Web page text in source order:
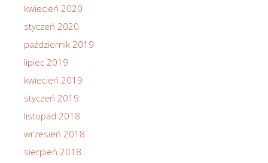
kwiecień 2020
styczeń 2020
październik 2019
lipiec 2019
kwiecień 2019
styczeń 2019
listopad 2018
wrzesień 2018
sierpień 2018